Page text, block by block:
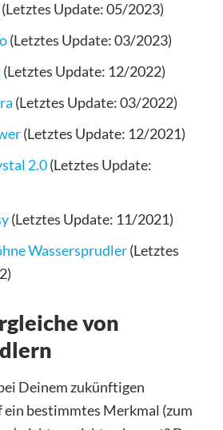
(Letztes Update: 05/2023)
(Letztes Update: 03/2023)
(Letztes Update: 12/2022)
(Letztes Update: 03/2022)
(Letztes Update: 12/2021)
2.0(Letztes Update:
(Letztes Update: 11/2021)
Wassersprudler(Letztes
von
Deinem zukünftigen
ein bestimmtes Merkmal (zum